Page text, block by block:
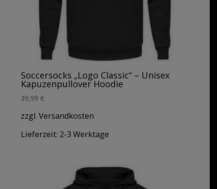
Soccersocks „Logo Classic“ – Unisex
Kapuzenpullover Hoodie
39,99 €
zzgl. Versandkosten
Lieferzeit: 2-3 Werktage